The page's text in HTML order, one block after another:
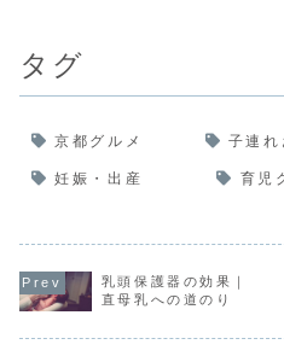
｜出産準備
る私が、楽天を活
用してベビー用品
んな方にオススメ
これから出産準備
を始める方ベビー
用...
れば幸いです。
とママちなみに
は、産後すぐに
タグ
京都グルメ 子連れ
妊娠・出産 育児
乳頭保護器の効果｜
直母乳への道のり